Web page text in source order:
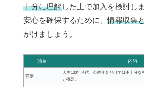
十分に理解した上で加入を検討し
安心を確保するために、情報収集
がけましょう。
項目 内容
背景
人生100年時代、公的年金だけでは不十分
が課題。